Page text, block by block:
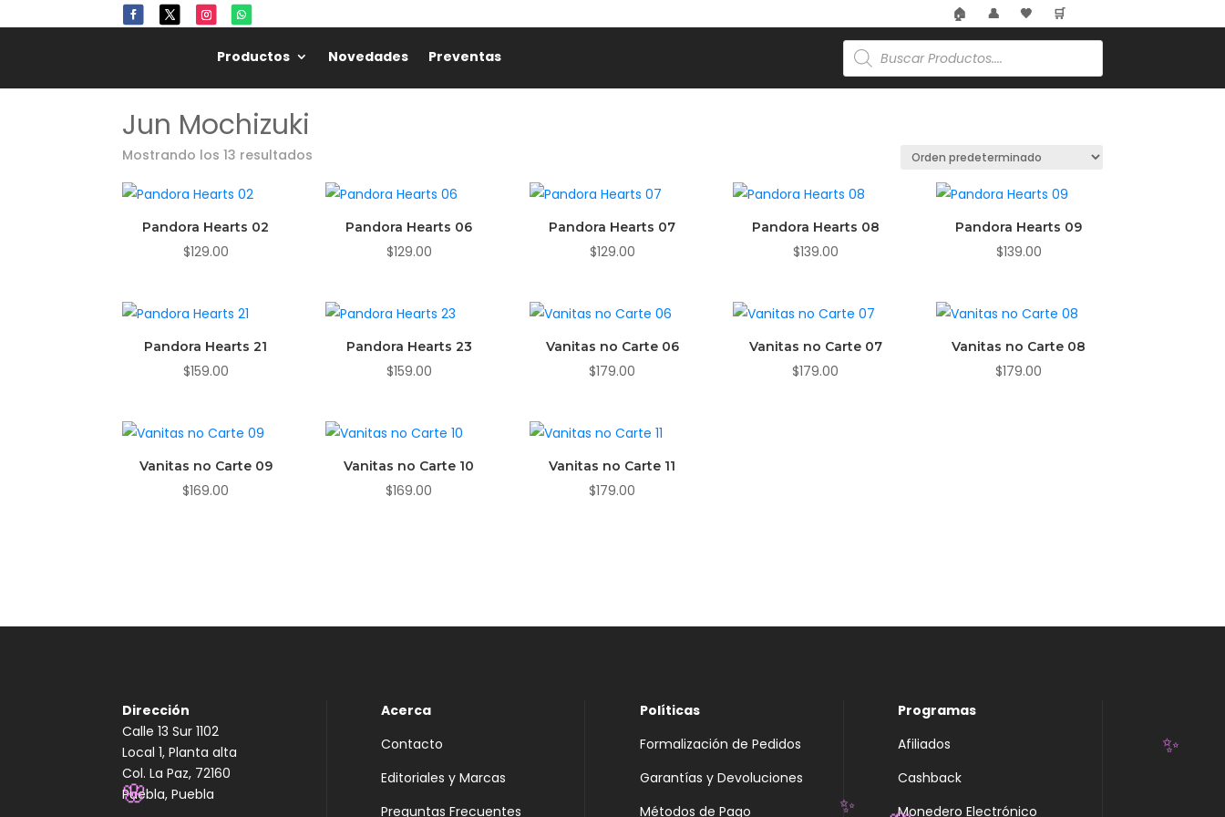
🏠 👤 🖤 🛒
Productos Novedades Preventas
Búsqueda
de
productos
Jun Mochizuki
Mostrando los 13 resultados
Pandora Hearts 02
$129.00
Pandora Hearts 06
$129.00
Pandora Hearts 07
$129.00
Pandora Hearts 08
$139.00
Pandora Hearts 09
$139.00
Pandora Hearts 21
$159.00
Pandora Hearts 23
$159.00
Vanitas no Carte 06
$179.00
Vanitas no Carte 07
$179.00
Vanitas no Carte 08
$179.00
Vanitas no Carte 09
$169.00
Vanitas no Carte 10
$169.00
Vanitas no Carte 11
$179.00
Dirección
Calle 13 Sur 1102
Local 1, Planta alta
Col. La Paz, 72160
Puebla, Puebla
Acerca
Contacto
Editoriales y Marcas
Preguntas Frecuentes
Políticas
Formalización de Pedidos
Garantías y Devoluciones
Métodos de Pago
Programas
Afiliados
Cashback
Monedero Electrónico
🎋